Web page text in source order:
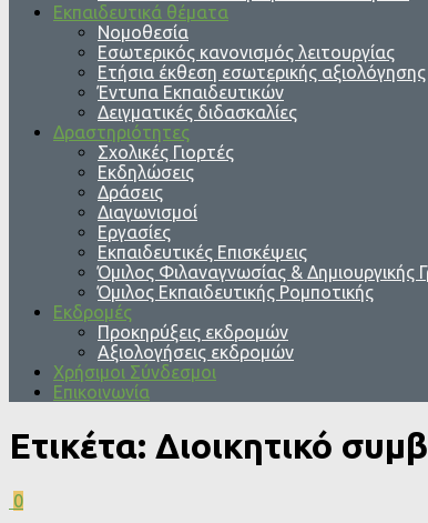
Εκπαιδευτικά θέματα
Νομοθεσία
Εσωτερικός κανονισμός λειτουργίας
Ετήσια έκθεση εσωτερικής αξιολόγησης
Έντυπα Εκπαιδευτικών
Δειγματικές διδασκαλίες
Δραστηριότητες
Σχολικές Γιορτές
Εκδηλώσεις
Δράσεις
Διαγωνισμοί
Εργασίες
Εκπαιδευτικές Επισκέψεις
Όμιλος Φιλαναγνωσίας & Δημιουργικής
Όμιλος Εκπαιδευτικής Ρομποτικής
Εκδρομές
Προκηρύξεις εκδρομών
Αξιολογήσεις εκδρομών
Χρήσιμοι Σύνδεσμοι
Επικοινωνία
Ετικέτα: Διοικητικό
0